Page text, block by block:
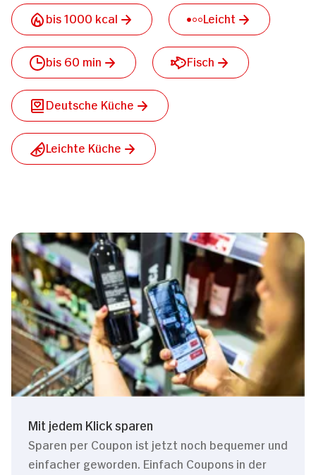
bis 1000 kcal Leicht
bis 60 min Fisch
Deutsche Küche
Leichte Küche
Mit jedem Klick sparen
Sparen per Coupon ist jetzt noch bequemer und
einfacher geworden. Einfach Coupons in der